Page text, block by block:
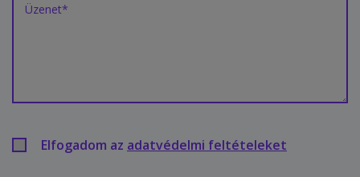
Elfogadom az adatvédelmi feltételeket